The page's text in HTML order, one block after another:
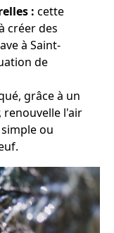
: cette
créer des
à Saint-
de
grâce à un
renouvelle l'air
ou